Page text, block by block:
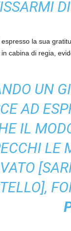
la sua
cabina di regia,
UN
AD
IL
LE